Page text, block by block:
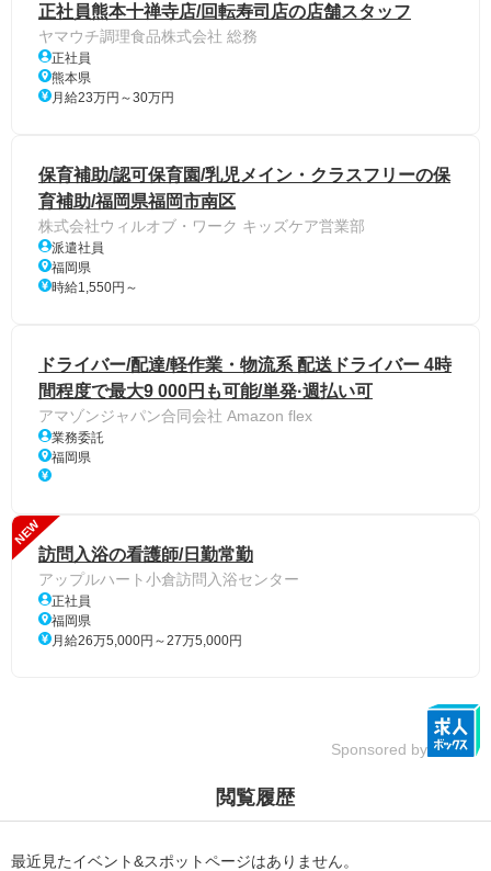
正社員熊本十禅寺店/回転寿司店の店舗スタッフ
ヤマウチ調理食品株式会社 総務
正社員
熊本県
月給23万円～30万円
保育補助/認可保育園/乳児メイン・クラスフリーの保
育補助/福岡県福岡市南区
株式会社ウィルオブ・ワーク キッズケア営業部
派遣社員
福岡県
時給1,550円～
ドライバー/配達/軽作業・物流系 配送ドライバー 4時
間程度で最大9 000円も可能/単発·週払い可
アマゾンジャパン合同会社 Amazon flex
業務委託
福岡県
NEW
訪問入浴の看護師/日勤常勤
アップルハート小倉訪問入浴センター
正社員
福岡県
月給26万5,000円～27万5,000円
Sponsored by
閲覧履歴
最近見たイベント&スポットページはありません。